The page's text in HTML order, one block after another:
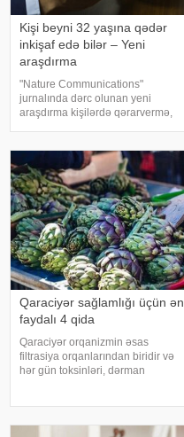
Kişi beyni 32 yaşına qədər
inkişaf edə bilər – Yeni
araşdırma
"Nature Communications"
jurnalında dərc olunan yeni
araşdırma kişilərdə qərarvermə,
olan beyin nahiyələrinin orta
hesabla 32 yaşına qədər inkişa
Qaraciyər sağlamlığı üçün ən
faydalı 4 qida
Qaraciyər orqanizmin əsas
filtrasiya orqanlarından biridir və
hər gün toksinləri, dərman
federal ekspert onkologiya